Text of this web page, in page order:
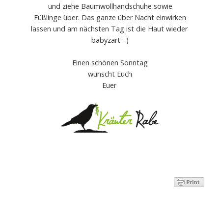
und ziehe Baumwollhandschuhe sowie
Füßlinge über. Das ganze über Nacht einwirken
lassen und am nächsten Tag ist die Haut wieder
babyzart :-)
Einen schönen Sonntag
wünscht Euch
Euer